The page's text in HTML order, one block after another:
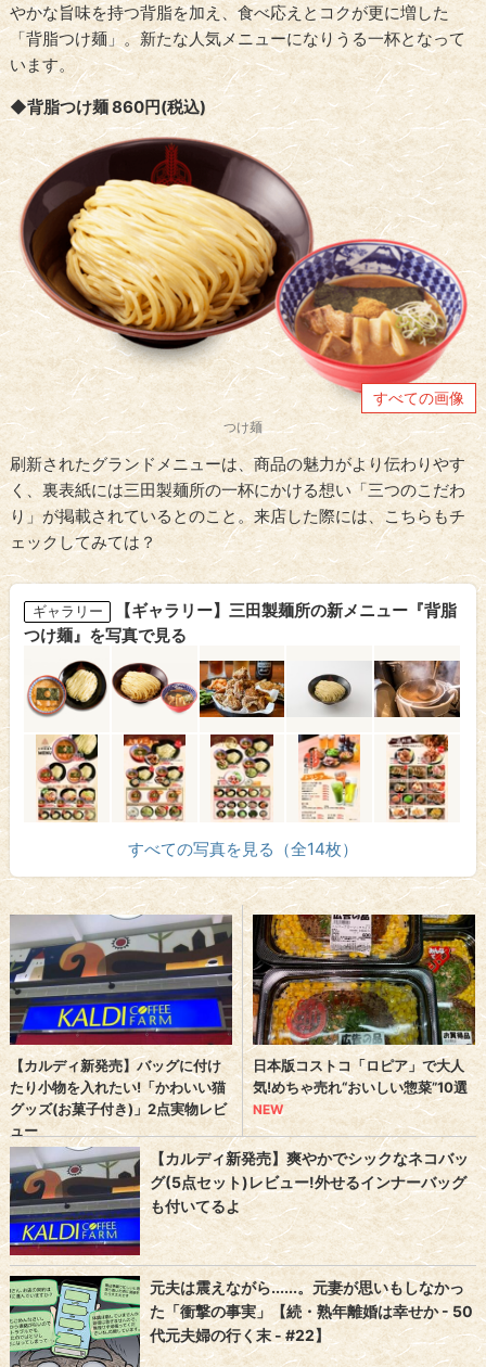
やかな旨味を持つ背脂を加え、食べ応えとコクが更に増した
「背脂つけ麺」。新たな人気メニューになりうる一杯となって
います。
◆背脂つけ麺 860円(税込)
すべての画像
つけ麺
刷新されたグランドメニューは、商品の魅力がより伝わりやす
く、裏表紙には三田製麺所の一杯にかける想い「三つのこだわ
り」が掲載されているとのこと。来店した際には、こちらもチ
ェックしてみては？
ギャラリー
【ギャラリー】三田製麺所の新メニュー『背脂
つけ麺』を写真で見る
すべての写真を見る（全14枚）